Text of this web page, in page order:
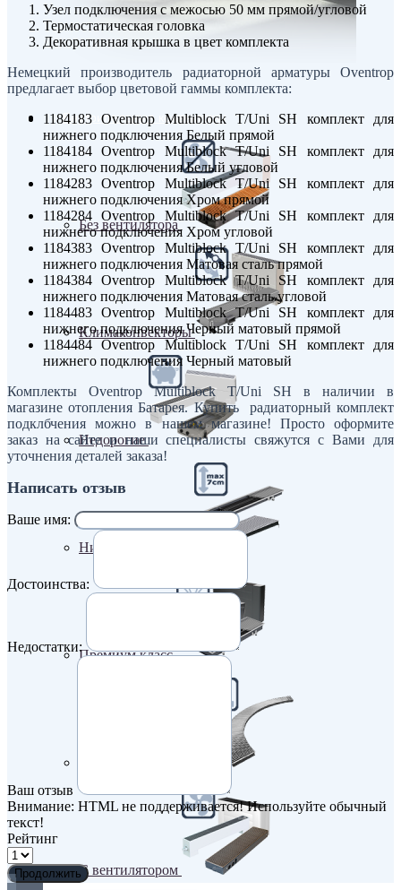
Внутрипольные конвекторы
Без вентилятора
Климаконвекторы
Недорогие
Низкие (до 70 мм)
Премиум класс
С вентилятором
Узел подключения с межосью 50 мм прямой/угловой
Термостатическая головка
Декоративная крышка в цвет комплекта
Немецкий производитель радиаторной арматуры Oventrop
предлагает выбор цветовой гаммы комплекта:
1184183 Oventrop Multiblock T/Uni SH комплект для
нижнего подключения Белый прямой
1184184 Oventrop Multiblock T/Uni SH комплект для
нижнего подключения Белый угловой
1184283 Oventrop Multiblock T/Uni SH комплект для
нижнего подключения Хром прямой
1184284 Oventrop Multiblock T/Uni SH комплект для
нижнего подключения Хром угловой
1184383 Oventrop Multiblock T/Uni SH комплект для
нижнего подключения Матовая сталь прямой
1184384 Oventrop Multiblock T/Uni SH комплект для
нижнего подключения Матовая сталь угловой
1184483 Oventrop Multiblock T/Uni SH комплект для
нижнего подключения Черный матовый прямой
1184484 Oventrop Multiblock T/Uni SH комплект для
нижнего подключения Черный матовый
Комплекты Oventrop Multiblock T/Uni SH в наличии в
магазине отопления Батарея. Купить радиаторный комплект
подклбчения можно в нашем магазине! Просто оформите
заказ на сайте и наши специалисты свяжутся с Вами для
уточнения деталей заказа!
Написать отзыв
Ваше имя:
Достоинства:
Недостатки:
Ваш отзыв
Внимание: HTML не поддерживается! Используйте обычный
текст!
Рейтинг
Продолжить